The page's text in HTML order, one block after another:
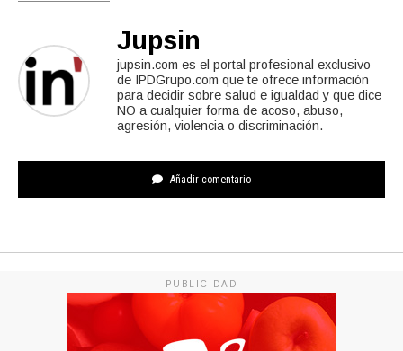
Jupsin
jupsin.com es el portal profesional exclusivo
de IPDGrupo.com que te ofrece información
para decidir sobre salud e igualdad y que dice
NO a cualquier forma de acoso, abuso,
agresión, violencia o discriminación.
Añadir comentario
PUBLICIDAD